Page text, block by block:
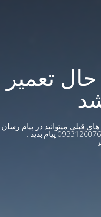
تعمیر
قبلی میتوانید در پیام رسان